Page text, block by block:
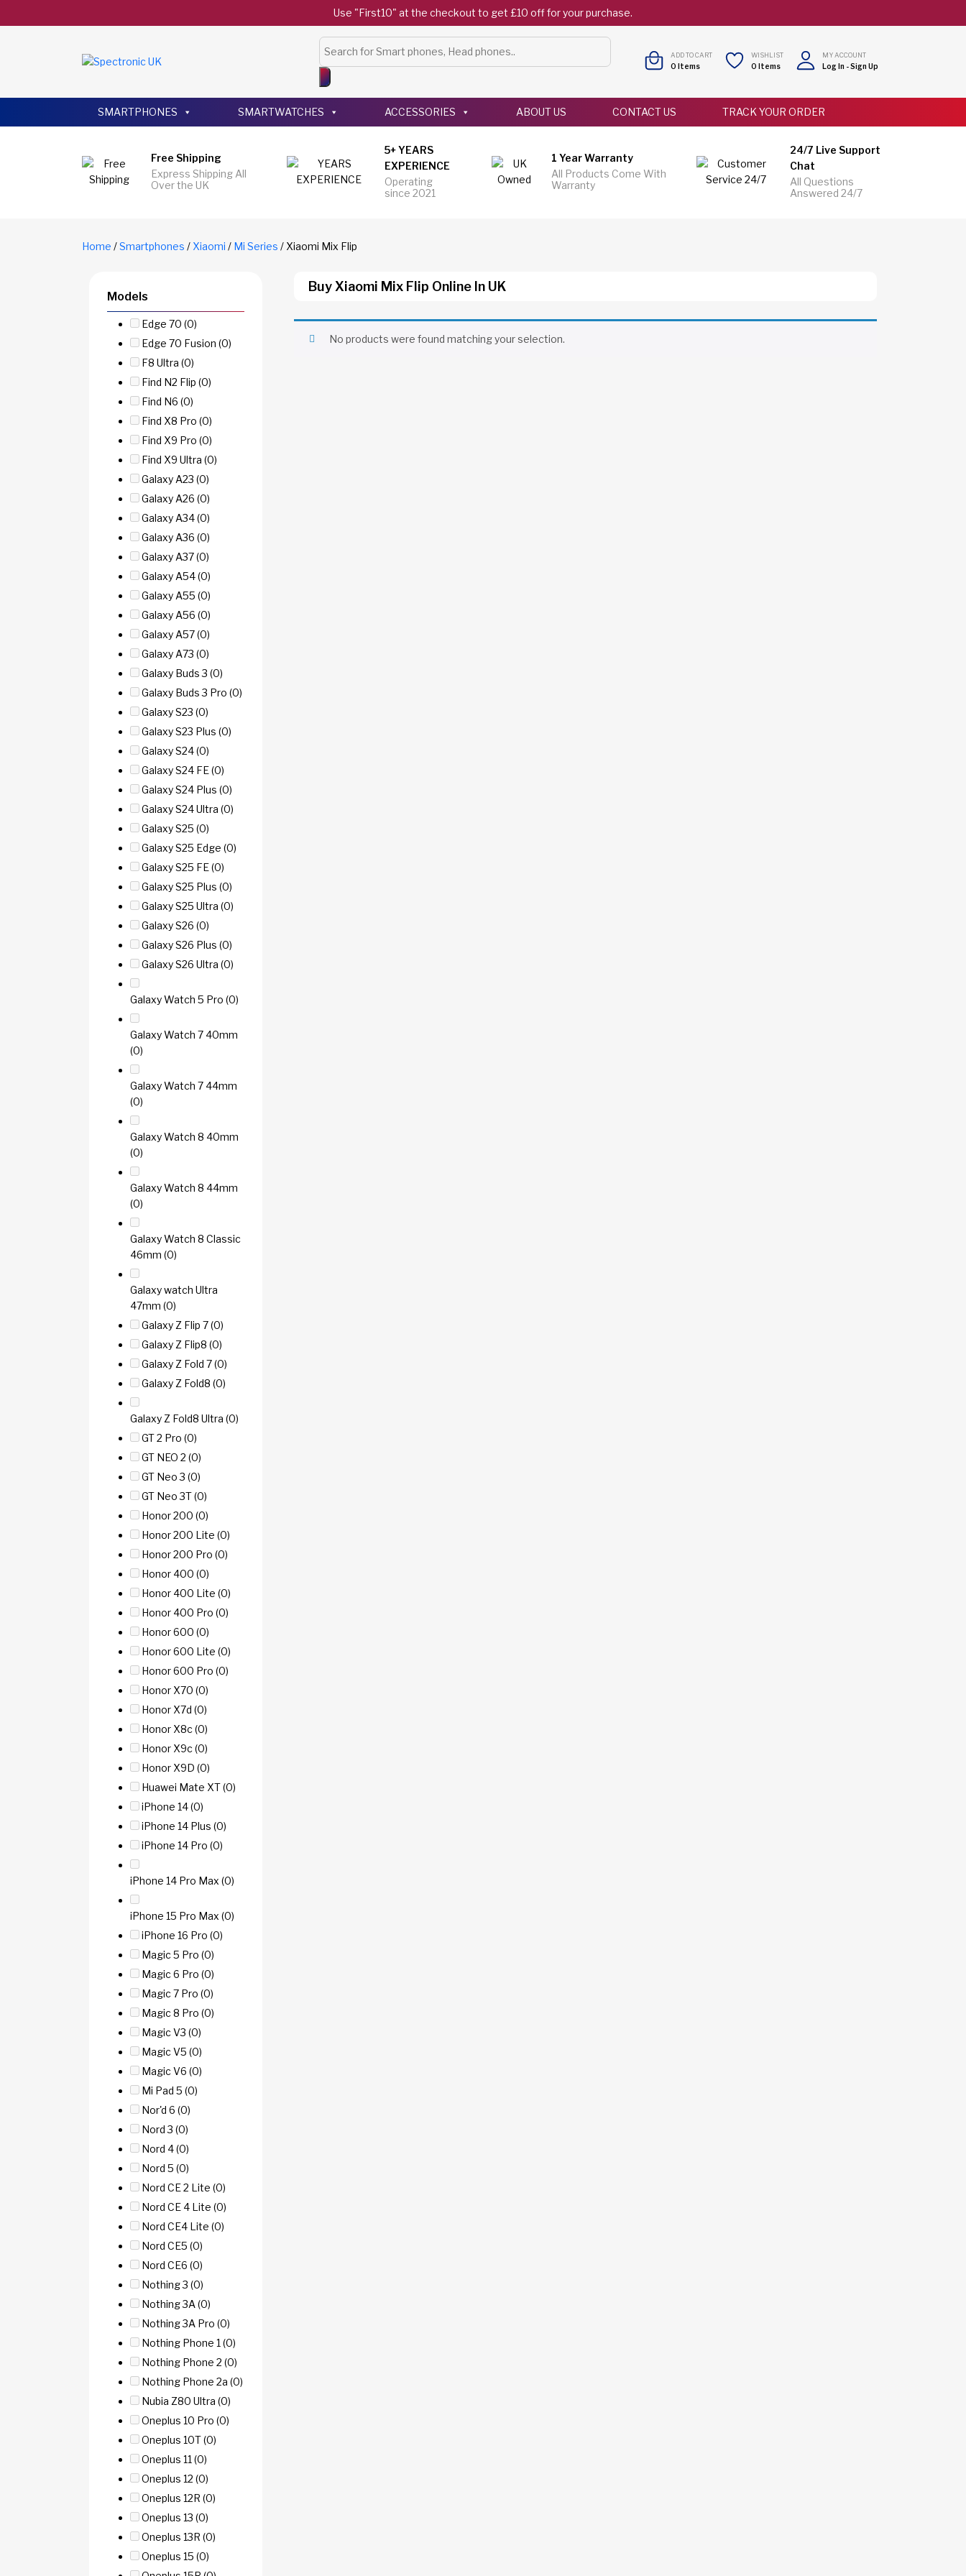
Use "First10" at the checkout to get £10 off for your purchase.
Products
search
ADD TO CART
0 Items
WISHLIST
0 Items
MY ACCOUNT
Log In -Sign Up
SMARTPHONES SMARTWATCHES ACCESSORIES ABOUT US CONTACT US TRACK YOUR ORDER
Free Shipping
Express Shipping All
Over the UK
5+ YEARS
EXPERIENCE
Operating
since 2021
1 Year Warranty
All Products Come With
Warranty
24/7 Live Support
Chat
All Questions
Answered 24/7
Home /Smartphones / Xiaomi / Mi Series / Xiaomi Mix Flip
Models
Edge 70 (0)
Edge 70 Fusion (0)
F8 Ultra (0)
Find N2 Flip (0)
Find N6 (0)
Find X8 Pro (0)
Find X9 Pro (0)
Find X9 Ultra (0)
Galaxy A23 (0)
Galaxy A26 (0)
Galaxy A34(0)
Galaxy A36 (0)
Galaxy A37(0)
Galaxy A54(0)
Galaxy A55 (0)
Galaxy A56 (0)
Galaxy A57(0)
Galaxy A73 (0)
Galaxy Buds 3 (0)
Galaxy Buds 3 Pro (0)
Galaxy S23 (0)
Galaxy S23 Plus (0)
Galaxy S24(0)
Galaxy S24 FE(0)
Galaxy S24 Plus (0)
Galaxy S24 Ultra (0)
Galaxy S25 (0)
Galaxy S25 Edge (0)
Galaxy S25 FE(0)
Galaxy S25 Plus (0)
Galaxy S25 Ultra (0)
Galaxy S26 (0)
Galaxy S26 Plus (0)
Galaxy S26 Ultra (0)
Galaxy Watch 5 Pro (0)
Galaxy Watch 7 40mm
(0)
Galaxy Watch 7 44mm
(0)
Galaxy Watch 8 40mm
(0)
Galaxy Watch 8 44mm
(0)
Galaxy Watch 8 Classic
46mm (0)
Galaxy watch Ultra
47mm (0)
Galaxy Z Flip 7(0)
Galaxy Z Flip8 (0)
Galaxy Z Fold 7(0)
Galaxy Z Fold8 (0)
Galaxy Z Fold8 Ultra (0)
GT 2 Pro (0)
GT NEO 2 (0)
GT Neo 3 (0)
GT Neo 3T(0)
Honor 200 (0)
Honor 200 Lite (0)
Honor 200 Pro (0)
Honor 400 (0)
Honor 400 Lite (0)
Honor 400 Pro (0)
Honor 600 (0)
Honor 600 Lite (0)
Honor 600 Pro (0)
Honor X70 (0)
Honor X7d (0)
Honor X8c(0)
Honor X9c(0)
Honor X9D (0)
Huawei Mate XT(0)
iPhone 14(0)
iPhone 14 Plus (0)
iPhone 14 Pro (0)
iPhone 14 Pro Max (0)
iPhone 15 Pro Max (0)
iPhone 16 Pro (0)
Magic 5 Pro (0)
Magic 6 Pro (0)
Magic 7 Pro (0)
Magic 8 Pro (0)
Magic V3 (0)
Magic V5 (0)
Magic V6 (0)
Mi Pad 5 (0)
Nor'd 6 (0)
Nord 3 (0)
Nord 4(0)
Nord 5 (0)
Nord CE 2 Lite (0)
Nord CE 4 Lite (0)
Nord CE4 Lite (0)
Nord CE5 (0)
Nord CE6 (0)
Nothing 3 (0)
Nothing 3A(0)
Nothing 3A Pro (0)
Nothing Phone 1 (0)
Nothing Phone 2 (0)
Nothing Phone 2a (0)
Nubia Z80 Ultra (0)
Oneplus 10 Pro (0)
Oneplus 10T(0)
Oneplus 11 (0)
Oneplus 12 (0)
Oneplus 12R (0)
Oneplus 13 (0)
Oneplus 13R (0)
Oneplus 15 (0)
Buy Xiaomi Mix Flip Online In UK
No products were found matching your selection.